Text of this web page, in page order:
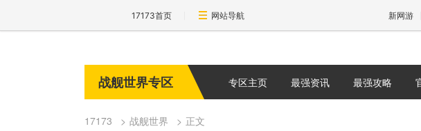
17173首页 网站导航 新网游
战舰世界专区 专区主页 最强资讯 最强攻略
17173 战舰世界 正文